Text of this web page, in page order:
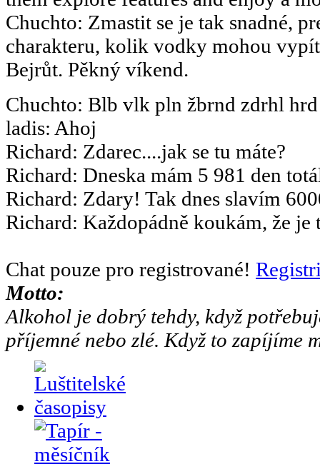
Chuchto: Zmastit se je tak snadné,
charakteru, kolik vodky mohou
Bejrůt. Pěkný víkend.
Chuchto: Blb vlk pln žbrnd zdrhl
ladis: Ahoj
Richard: Zdarec....jak se tu máte?
Richard: Dneska mám 5 981 den
Richard: Zdary! Tak dnes slavím
Richard: Každopádně koukám, že
Chat pouze pro registrované!
Motto:
Alkohol je dobrý tehdy, když
příjemné nebo zlé. Když to zapíjíme